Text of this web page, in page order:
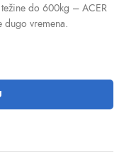
do 600kg – ACER
dugo vremena.